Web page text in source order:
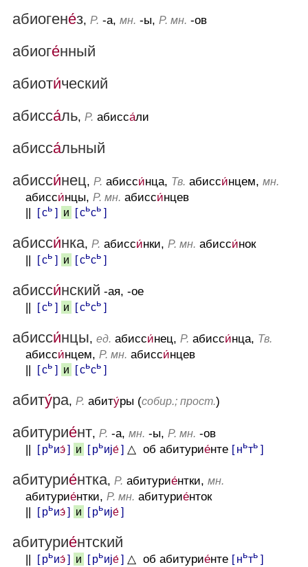
абиогене́з, Р. -а, мн. -ы, Р. мн. -ов
абиоге́нный
абиоти́ческий
абисса́ль, Р. абисса́ли
абисса́льный
абисси́нец, Р. абисси́нца, Тв. абисси́нцем, мн.
абисси́нцы, Р. мн. абисси́нцев
[ сь ] и [ сьсь ]
абисси́нка, Р. абисси́нки, Р. мн. абисси́нок
[ сь ] и [ сьсь ]
абисси́нский -ая, -ое
[ сь ] и [ сьсь ]
абисси́нцы, ед. абисси́нец, Р. абисси́нца, Тв.
абисси́нцем, Р. мн. абисси́нцев
[ сь ] и [ сьсь ]
абиту́ра, Р. абиту́ры (собир.; прост.)
абитурие́нт, Р. -а, мн. -ы, Р. мн. -ов
[ рьиэ́] и [ рьиjе́] △ об абитурие́нте [ ньть ]
абитурие́нтка, Р. абитурие́нтки, мн.
абитурие́нтки, Р. мн. абитурие́нток
[ рьиэ́] и [ рьиjе́]
абитурие́нтский
[ рьиэ́] и [ рьиjе́] △ об абитурие́нте [ ньть ]